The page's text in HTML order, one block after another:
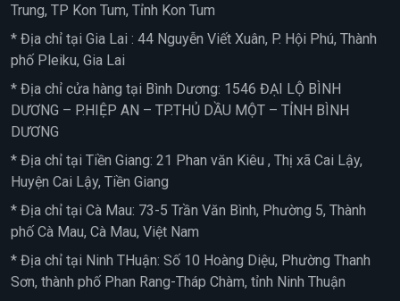
Trung, TP Kon Tum, Tỉnh Kon Tum
* Địa chỉ tại Gia Lai : 44 Nguyễn Viết Xuân, P. Hội Phú, Thành
phố Pleiku, Gia Lai
* Địa chỉ cửa hàng tại Bình Dương: 1546 ĐẠI LỘ BÌNH
DƯƠNG – P.HIỆP AN – TP.THỦ DẦU MỘT – TỈNH BÌNH
DƯƠNG
* Địa chỉ tại Tiền Giang: 21 Phan văn Kiêu , Thị xã Cai Lậy,
Huyện Cai Lậy, Tiền Giang
* Địa chỉ tại Cà Mau: 73-5 Trần Văn Bình, Phường 5, Thành
phố Cà Mau, Cà Mau, Việt Nam
* Địa chỉ tại Ninh THuận: Số 10 Hoàng Diệu, Phường Thanh
Sơn, thành phố Phan Rang-Tháp Chàm, tỉnh Ninh Thuận